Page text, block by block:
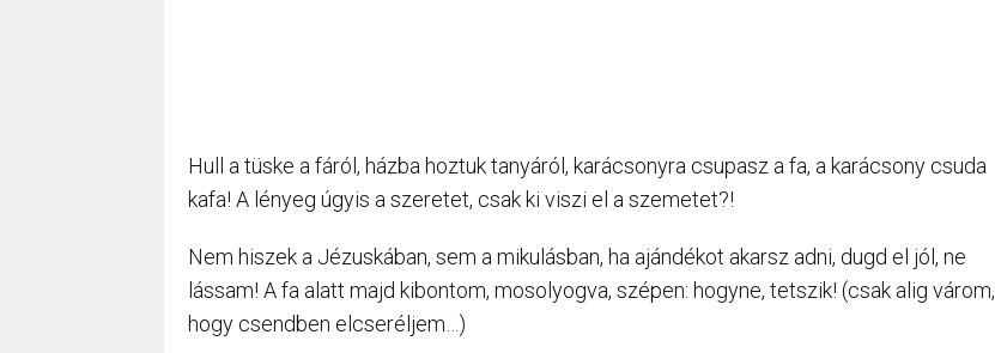
Hull a tüske a fáról, házba hoztuk tanyáról, karácsonyra csupasz a fa, a karácsony csuda
kafa! A lényeg úgyis a szeretet, csak ki viszi el a szemetet?!
Nem hiszek a Jézuskában, sem a mikulásban, ha ajándékot akarsz adni, dugd el jól, ne
lássam! A fa alatt majd kibontom, mosolyogva, szépen: hogyne, tetszik! (csak alig várom,
hogy csendben elcseréljem…)